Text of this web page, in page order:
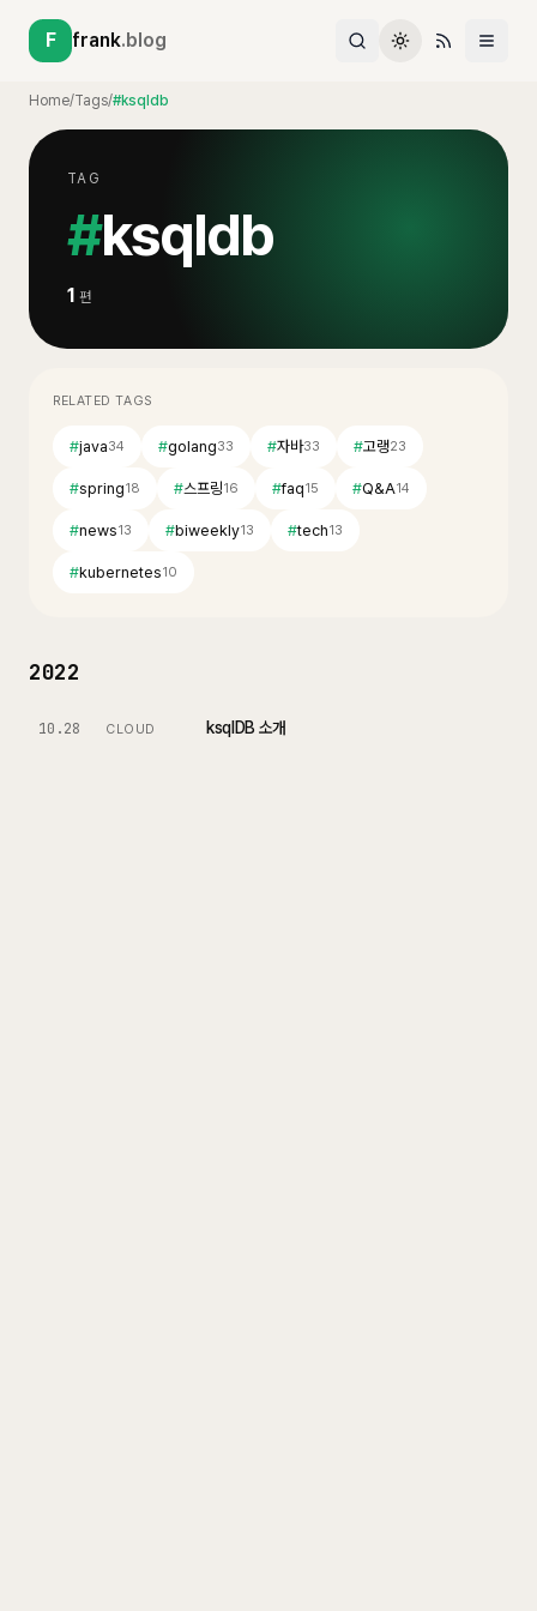
F frank.blog
Home/Tags/#ksqldb
TAG
#ksqldb
1 편
RELATED TAGS
#java34 #golang33 #자바33 #고랭23
#spring18 #스프링16 #faq15 #Q&A14
#news13 #biweekly13 #tech13
#kubernetes10
2022
10.28 CLOUD ksqlDB 소개